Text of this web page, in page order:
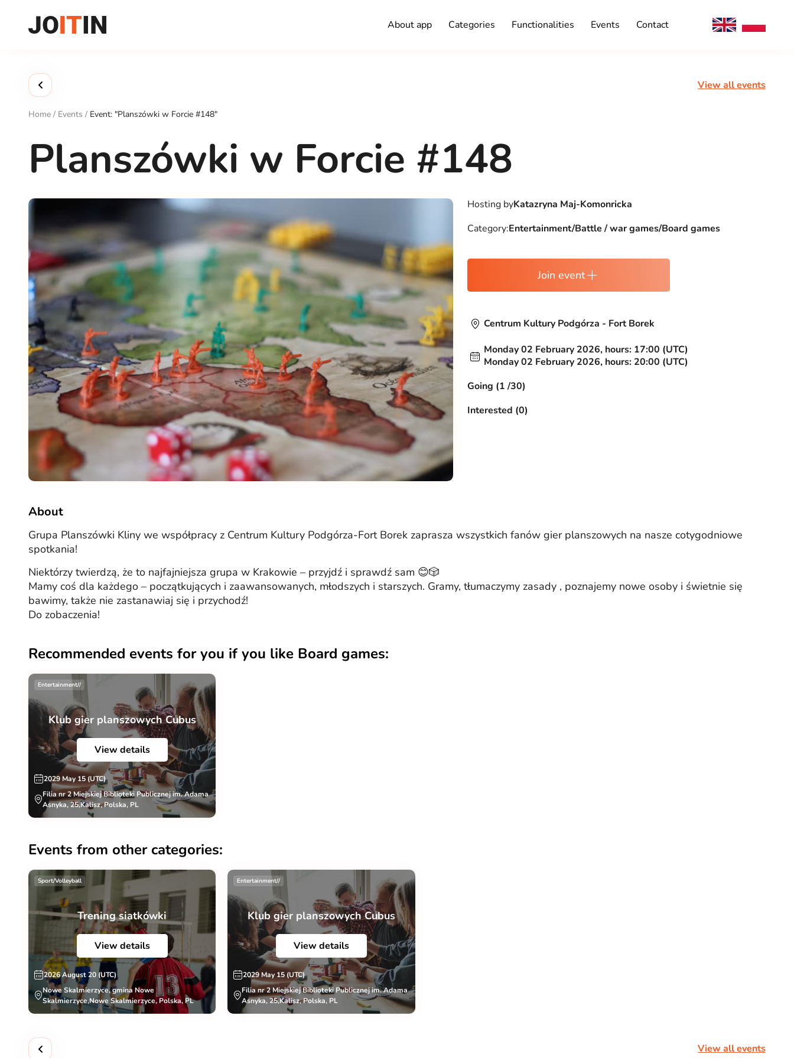
content
About app Categories Functionalities Events Contact
View all events
Home / Events / Event: "Planszówki w Forcie #148"
Planszówki w Forcie #148
Hosting byKatazryna Maj-Komonricka
Category:Entertainment/Battle / war games/Board games
Join event
Centrum Kultury Podgórza - Fort Borek
Monday 02 February 2026, hours: 17:00 (UTC)
Monday 02 February 2026, hours: 20:00 (UTC)
Going (1 /30)
Interested (0)
About
Grupa Planszówki Kliny we współpracy z Centrum Kultury Podgórza-Fort Borek zaprasza wszystkich fanów gier planszowych na nasze cotygodniowe
spotkania!
Niektórzy twierdzą, że to najfajniejsza grupa w Krakowie – przyjdź i sprawdź sam 😊🎲
Mamy coś dla każdego – początkujących i zaawansowanych, młodszych i starszych. Gramy, tłumaczymy zasady , poznajemy nowe osoby i świetnie się
bawimy, także nie zastanawiaj się i przychodź!
Do zobaczenia!
Recommended events for you if you like Board games:
Entertainment//
Klub gier planszowych Cubus
View details
2029 May 15 (UTC)
Filia nr 2 Miejskiej Biblioteki Publicznej im. Adama
Asnyka, 25,Kalisz, Polska, PL
Events from other categories:
Sport/Volleyball
Trening siatkówki
View details
2026 August 20 (UTC)
Nowe Skalmierzyce, gmina Nowe
Skalmierzyce,Nowe Skalmierzyce, Polska, PL
Entertainment//
Klub gier planszowych Cubus
View details
2029 May 15 (UTC)
Filia nr 2 Miejskiej Biblioteki Publicznej im. Adama
Asnyka, 25,Kalisz, Polska, PL
View all events